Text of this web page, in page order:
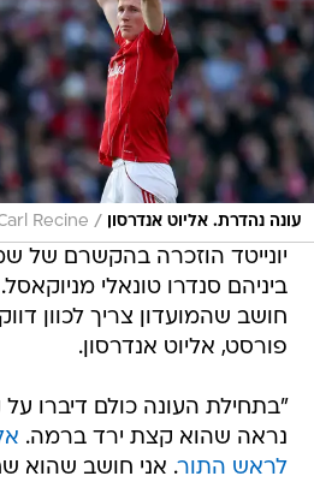
עונה נהדרת. אליוט אנדרסון /
Recine
יונייטד הוזכרה בהקשרם של
ביניהם סנדרו טונאלי
חושב שהמועדון צריך לכוון
פורסט, אליוט אנדרסון.
"בתחילת העונה כולם דיברו
נראה שהוא קצת ירד ברמה.
לראש התור. אני חושב שהוא